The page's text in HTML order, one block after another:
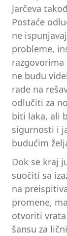
Jarčeva
Postaće
ne
probleme,
ne budu
rade na
odlučiti za
biti laka, ali
sigurnosti i
budućim
Dok se kraj
suočiti sa
na
promene,
otvoriti
šansu za